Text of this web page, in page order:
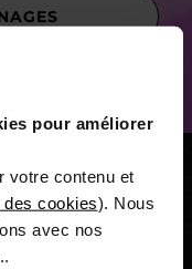
pour améliorer
votre contenu et
des cookies). Nous
avec nos